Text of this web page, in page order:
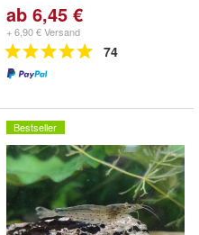
ab 6,45 €
+ 6,90 € Versand
74
Bestseller